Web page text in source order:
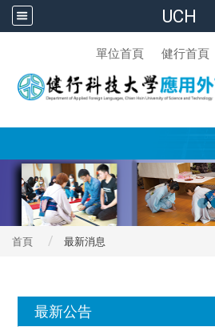
UCH
單位首頁 健行首頁
首頁 最新消息
最新公告